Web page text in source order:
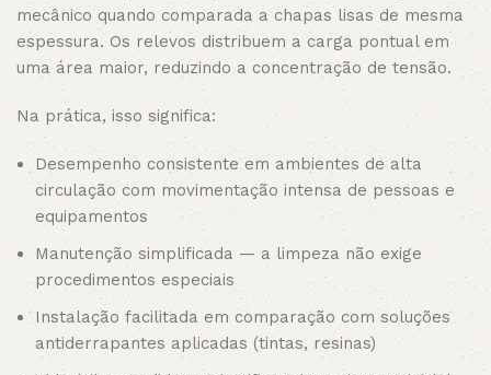
mecânico quando comparada a chapas lisas de mesma
espessura. Os relevos distribuem a carga pontual em
uma área maior, reduzindo a concentração de tensão.
Na prática, isso significa:
Desempenho consistente em ambientes de alta
circulação com movimentação intensa de pessoas e
equipamentos
Manutenção simplificada — a limpeza não exige
procedimentos especiais
Instalação facilitada em comparação com soluções
antiderrapantes aplicadas (tintas, resinas)